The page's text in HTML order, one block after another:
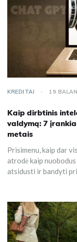
KREDITAI 19
Kaip dirbtinis
valdymą: 7
metais
Prisimenu, kaip dar
atrodė kaip
atsidusti ir bandyti